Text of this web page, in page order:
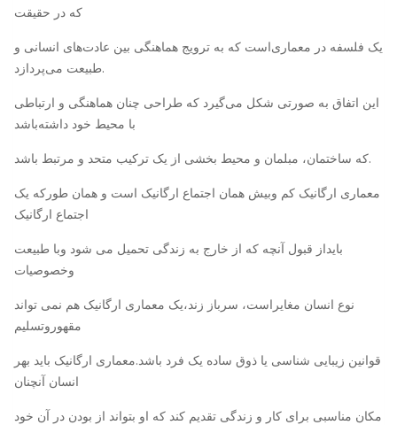
كه در حقيقت
یک فلسفه در معماری‌است که به ترویج هماهنگی بین عادت‌های انسانی و
طبیعت می‌پردازد.
این اتفاق به صورتی شکل می‌گیرد که طراحی چنان هماهنگی و ارتباطی
با محیط خود داشته‌باشد
که ساختمان، مبلمان و محیط بخشی از یک ترکیب متحد و مرتبط باشد.
معماری ارگانیک کم وبیش همان اجتماع ارگانیک است و همان طورکه یک
اجتماع ارگانیک
بایداز قبول آنچه که از خارج به زندگی تحمیل می شود وبا طبیعت
وخصوصیات
نوع انسان مغایراست، سرباز زند،یک معماری ارگانیک هم نمی تواند
مقهوروتسلیم
قوانین زیبایی شناسی یا ذوق ساده یک فرد باشد.معماری ارگانیک باید بهر
انسان آنچنان
مکان مناسبی برای کار و زندگی تقدیم کند که او بتواند از بودن در آن خود